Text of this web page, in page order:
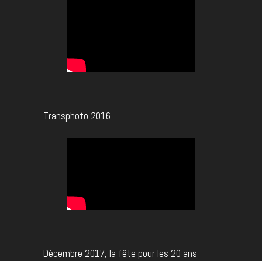
Transphoto 2016
Décembre 2017, la fête pour les 20 ans